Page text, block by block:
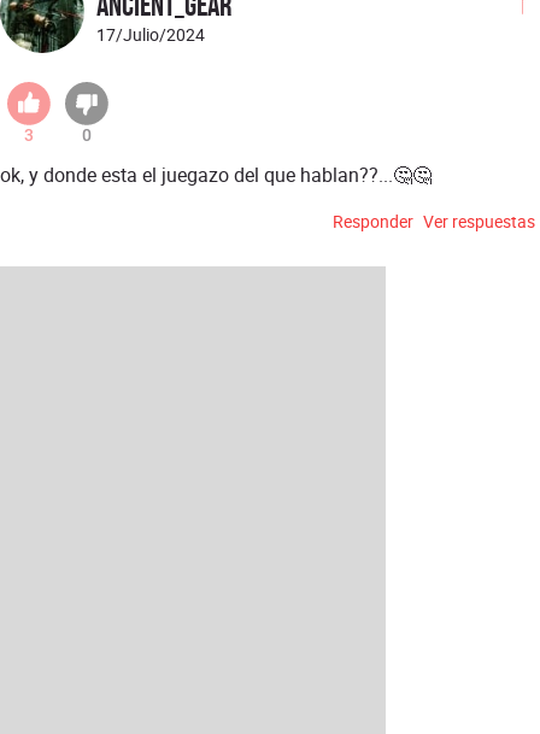
17/Julio/2024
3 0
ok, y donde esta el juegazo del que hablan??...🤔🤔
Responder Ver respuestas